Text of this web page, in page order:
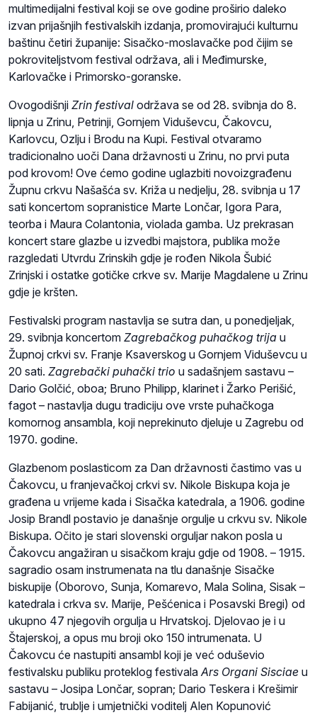
multimedijalni festival koji se ove godine proširio daleko
izvan prijašnjih festivalskih izdanja, promovirajući kulturnu
baštinu četiri županije: Sisačko-moslavačke pod čijim se
pokroviteljstvom festival održava, ali i Međimurske,
Karlovačke i Primorsko-goranske.
Ovogodišnji Zrin festival održava se od 28. svibnja do 8.
lipnja u Zrinu, Petrinji, Gornjem Viduševcu, Čakovcu,
Karlovcu, Ozlju i Brodu na Kupi. Festival otvaramo
tradicionalno uoči Dana državnosti u Zrinu, no prvi puta
pod krovom! Ove ćemo godine uglazbiti novoizgrađenu
Župnu crkvu Našašća sv. Križa u nedjelju, 28. svibnja u 17
sati koncertom sopranistice Marte Lončar, Igora Para,
teorba i Maura Colantonia, violada gamba. Uz prekrasan
koncert stare glazbe u izvedbi majstora, publika može
razgledati Utvrdu Zrinskih gdje je rođen Nikola Šubić
Zrinjski i ostatke gotičke crkve sv. Marije Magdalene u Zrinu
gdje je kršten.
Festivalski program nastavlja se sutra dan, u ponedjeljak,
29. svibnja koncertom Zagrebačkog puhačkog trija u
Župnoj crkvi sv. Franje Ksaverskog u Gornjem Viduševcu u
20 sati. Zagrebački puhački trio u sadašnjem sastavu –
Dario Golčić, oboa; Bruno Philipp, klarinet i Žarko Perišić,
fagot – nastavlja dugu tradiciju ove vrste puhačkoga
komornog ansambla, koji neprekinuto djeluje u Zagrebu od
1970. godine.
Glazbenom poslasticom za Dan državnosti častimo vas u
Čakovcu, u franjevačkoj crkvi sv. Nikole Biskupa koja je
građena u vrijeme kada i Sisačka katedrala, a 1906. godine
Josip Brandl postavio je današnje orgulje u crkvu sv. Nikole
Biskupa. Očito je stari slovenski orguljar nakon posla u
Čakovcu angažiran u sisačkom kraju gdje od 1908. – 1915.
sagradio osam instrumenata na tlu današnje Sisačke
biskupije (Oborovo, Sunja, Komarevo, Mala Solina, Sisak –
katedrala i crkva sv. Marije, Pešćenica i Posavski Bregi) od
ukupno 47 njegovih orgulja u Hrvatskoj. Djelovao je i u
Štajerskoj, a opus mu broji oko 150 intrumenata. U
Čakovcu će nastupiti ansambl koji je već oduševio
festivalsku publiku proteklog festivalaArs Organi Sisciae u
sastavu – Josipa Lončar, sopran; Dario Teskera i Krešimir
Fabijanić, trublje i umjetnički voditelj Alen Kopunović